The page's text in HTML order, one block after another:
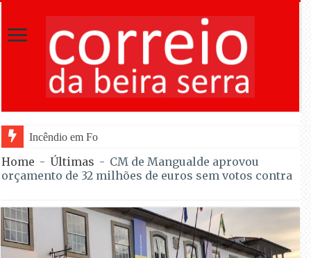
Incêndio em Fornos de Algodres reacende após t
Home - Últimas - CM de Mangualde aprovou
orçamento de 32 milhões de euros sem votos contra